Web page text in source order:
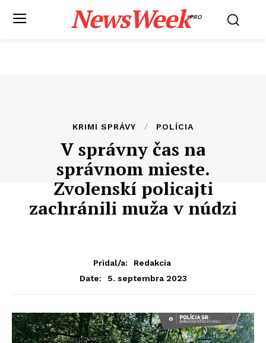
NewsWeekPRO
KRIMI SPRÁVY POLÍCIA
V správny čas na
správnom mieste.
Zvolenskí policajti
zachránili muža v núdzi
Pridal/a:
Redakcia
Date:
5. septembra 2023